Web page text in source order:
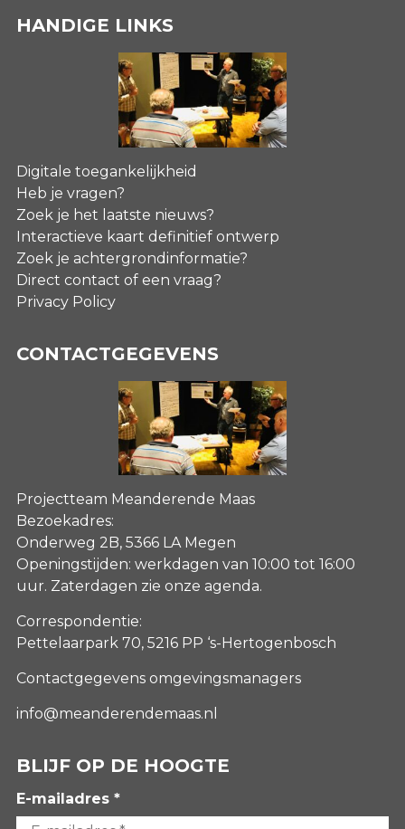
HANDIGE LINKS
Digitale toegankelijkheid
Heb je vragen?
Zoek je het laatste nieuws?
Interactieve kaart definitief ontwerp
Zoek je achtergrondinformatie?
Direct contact of een vraag?
Privacy Policy
CONTACTGEGEVENS
Projectteam Meanderende Maas
Bezoekadres:
Onderweg 2B, 5366 LA Megen
Openingstijden: werkdagen van 10:00 tot 16:00
uur. Zaterdagen zie onze agenda.
Correspondentie:
Pettelaarpark 70, 5216 PP ‘s-Hertogenbosch
Contactgegevens omgevingsmanagers
info@meanderendemaas.nl
BLIJF OP DE HOOGTE
E-mailadres *